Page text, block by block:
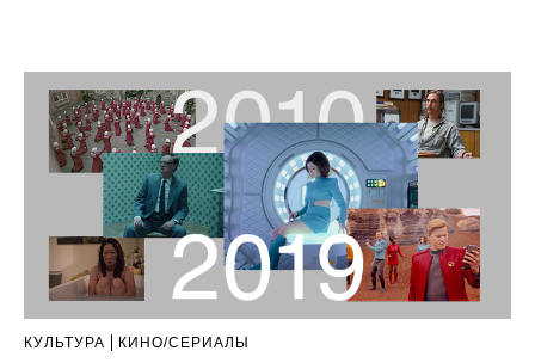
КУЛЬТУРА КИНО/СЕРИАЛЫ